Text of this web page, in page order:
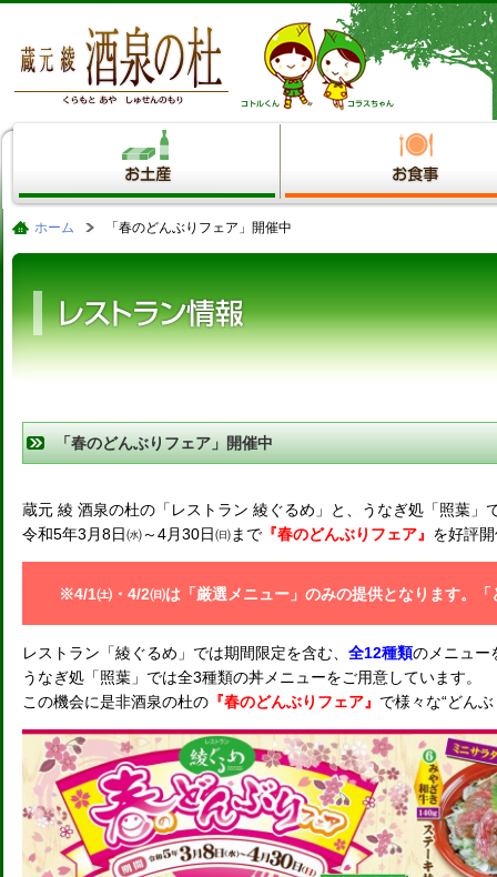
ホーム 「春のどんぶりフェア」開催中
「春のどんぶりフェア」開催中
蔵元 綾 酒泉の杜の「レストラン 綾ぐるめ」と、うなぎ処「照葉」
令和5年3月8日㈬～4月30日㈰まで 『春のどんぶりフェア』 を好評
※4/1㈯・4/2㈰は「厳選メニュー」のみの提供となります。「
レストラン「綾ぐるめ」では期間限定を含む、 全12種類のメニュー
うなぎ処「照葉」では全3種類の丼メニューをご用意しています。
この機会に是非酒泉の杜の 『春のどんぶりフェア』 で様々な“どん